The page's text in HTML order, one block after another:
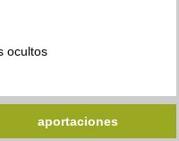
ocultos
aportaciones